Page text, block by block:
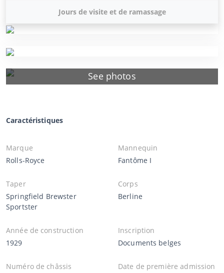
See photos
Jours de visite et de ramassage
Caractéristiques
Marque
Rolls-Royce
Mannequin
Fantôme I
Taper
Springfield Brewster
Sportster
Corps
Berline
Année de construction
1929
Inscription
Documents belges
Numéro de châssis
Date de première admission